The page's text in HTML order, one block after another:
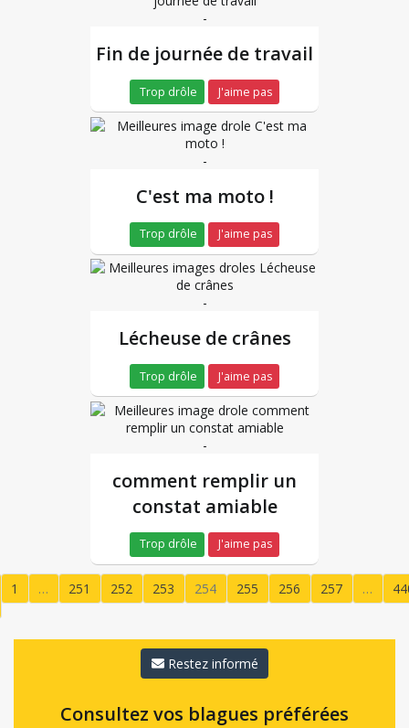
-
Fin de journée de travail
Trop drôle J'aime pas
-
C'est ma moto !
Trop drôle J'aime pas
-
Lécheuse de crânes
Trop drôle J'aime pas
-
comment remplir un
constat amiable
Trop drôle J'aime pas
1 … 251 252 253
254
255 256 257 …
Restez informé
Consultez vos blagues préférées